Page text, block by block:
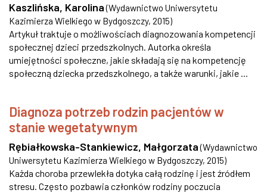
Kaszlińska, Karolina (Wydawnictwo Uniwersytetu
Kazimierza Wielkiego w Bydgoszczy, 2015)
Artykuł traktuje o możliwościach diagnozowania kompetencji
społecznej dzieci przedszkolnych. Autorka określa
umiejętności społeczne, jakie składają się na kompetencję
społeczną dziecka przedszkolnego, a także warunki, jakie ...
Diagnoza potrzeb rodzin pacjentów w
stanie wegetatywnym
Rębiałkowska-Stankiewicz, Małgorzata (Wydawnictwo
Uniwersytetu Kazimierza Wielkiego w Bydgoszczy, 2015)
Każda choroba przewlekła dotyka całą rodzinę i jest źródłem
stresu. Często pozbawia członków rodziny poczucia